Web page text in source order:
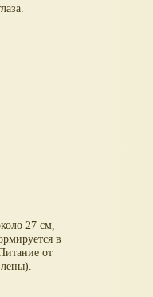
27 см,
в
от